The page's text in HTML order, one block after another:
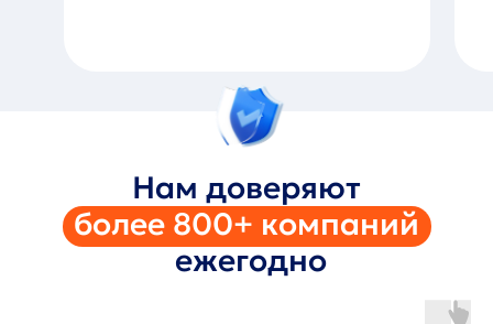
Нам доверяют
более 800+ компаний
ежегодно